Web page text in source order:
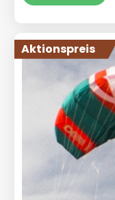
€599,95
Aktionspreis